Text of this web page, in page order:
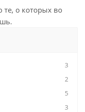
те, о которых во
3
2
5
3